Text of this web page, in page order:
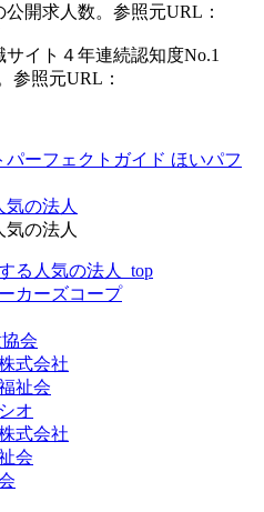
開求人数。参照元URL：
イト４年連続認知度No.1
参照元URL：
の法人
の法人
る人気の法人_top
カーズコープ
会
式会社
祉会
オ
式会社
会